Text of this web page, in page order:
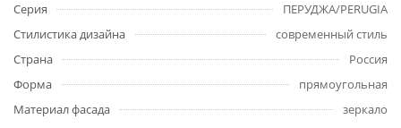
Серия
ПЕРУДЖА/PERUGIA
Стилистика дизайна
современный стиль
Страна
Россия
Форма
прямоугольная
Материал фасада
зеркало